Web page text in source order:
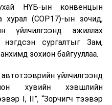
НҮБ-ын конвенцын
хурал (COP17)-ын зочид,
үйлчилгээнд ажиллах
сургалтыг Зам,
зохион байгууллаа.
үйлчилгээнд
хувийн хэвшлийн
I, II”, “Зорчигч тээвэр